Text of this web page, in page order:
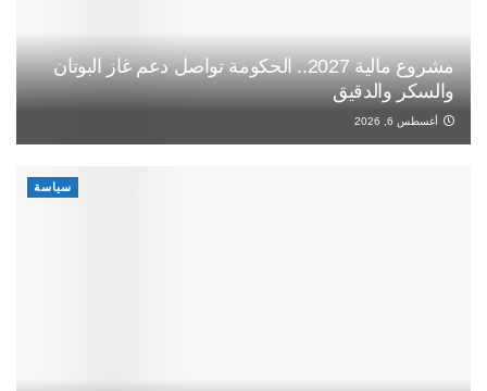
مشروع مالية 2027.. الحكومة تواصل دعم غاز البوتان
والسكر والدقيق
أغسطس 6, 2026
سياسة